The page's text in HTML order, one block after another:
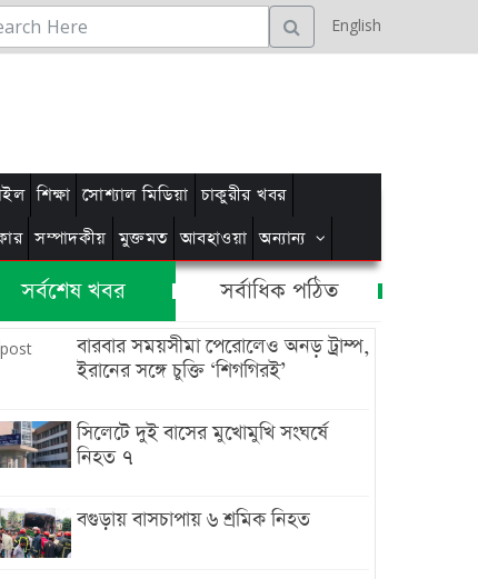
English
শিক্ষা সোশ্যাল মিডিয়া চাকুরীর খবর
সম্পাদকীয় মুক্তমত আবহাওয়া অন্যান্য
সর্বশেষ খবর সর্বাধিক পঠিত
বারবার সময়সীমা পেরোলেও অনড় ট্রাম্প,
ইরানের সঙ্গে চুক্তি ‘শিগগিরই’
সিলেটে দুই বাসের মুখোমুখি সংঘর্ষে
নিহত ৭
বগুড়ায় বাসচাপায় ৬ শ্রমিক নিহত